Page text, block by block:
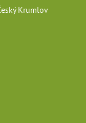
Krumlov